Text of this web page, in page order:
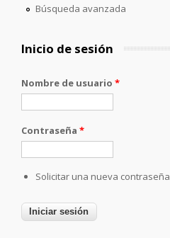
Búsqueda avanzada
Inicio de sesión
Nombre de usuario *
Contraseña *
Solicitar una nueva contraseña